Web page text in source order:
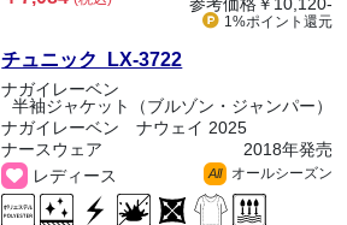
1%ポイント 還元
チュニック LX-3722
ナガイレーベン
半袖ジャケット（ブルゾン・ジャンパー）
ナガイレーベン ナウェイ 2025
ナースウェア
2018年発売
レディース
All オールシーズン